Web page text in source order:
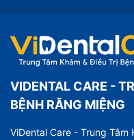
VIDENTAL CARE -
BỆNH RĂNG MIỆNG
ViDental Care - Trung Tâm